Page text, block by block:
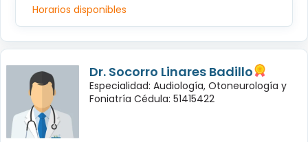
Horarios disponibles
Dr. Socorro Linares Badillo
Especialidad: Audiología, Otoneurología y
Foniatría Cédula: 51415422